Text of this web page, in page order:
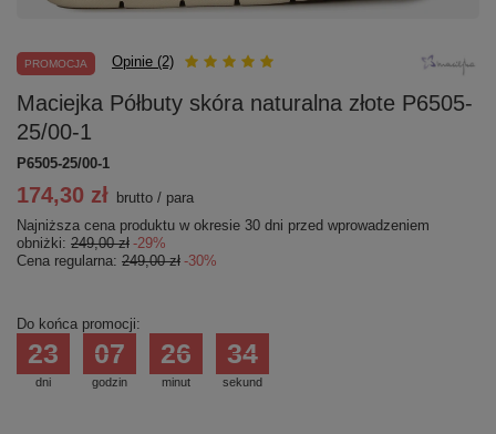
PROMOCJA Opinie (2)
Maciejka Półbuty skóra naturalna złote P6505-
25/00-1
P6505-25/00-1
174,30 zł brutto / para
Najniższa cena produktu w okresie 30 dni przed wprowadzeniem
obniżki: 249,00 zł -29%
Cena regularna: 249,00 zł -30%
Do końca promocji:
dni
23
godzin
07
minut
26
sekund
34